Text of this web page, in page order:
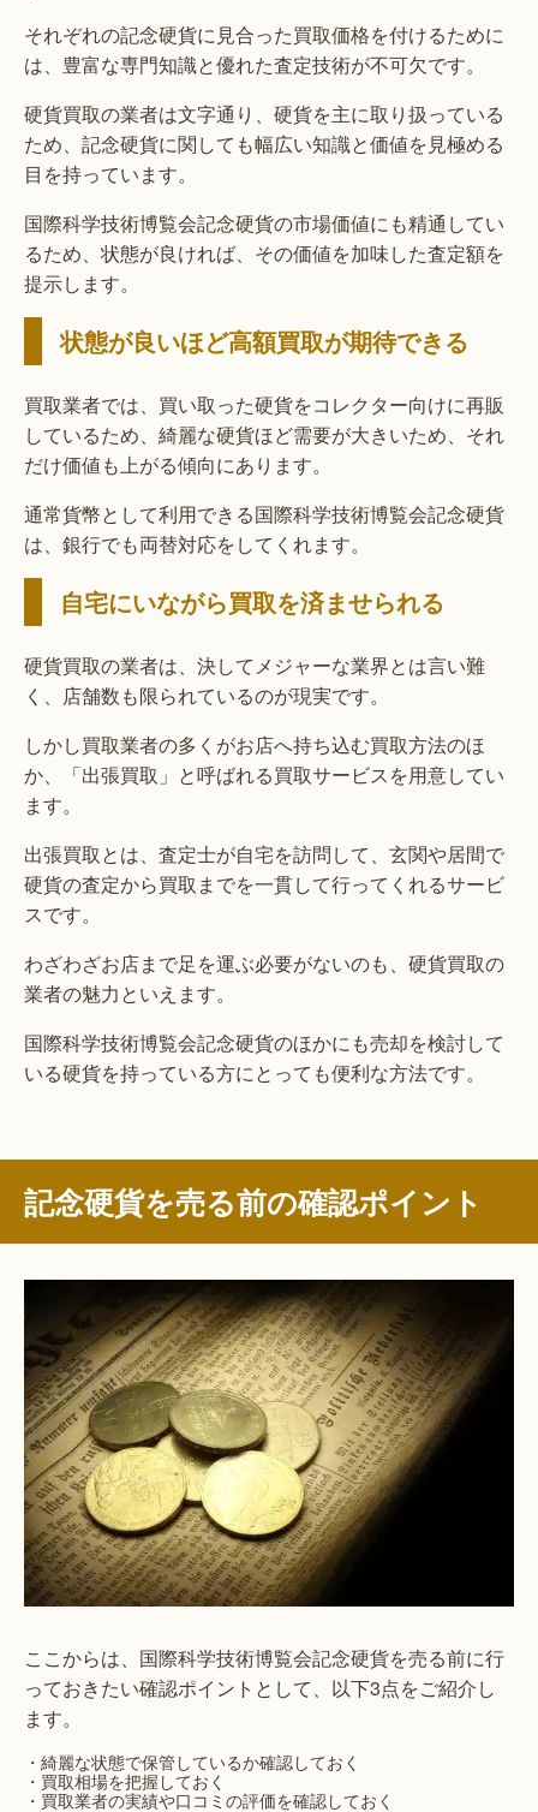
それぞれの記念硬貨に見合った買取価格を付けるために
は、豊富な専門知識と優れた査定技術が不可欠です。
硬貨買取の業者は文字通り、硬貨を主に取り扱っている
ため、記念硬貨に関しても幅広い知識と価値を見極める
目を持っています。
国際科学技術博覧会記念硬貨の市場価値にも精通してい
るため、状態が良ければ、その価値を加味した査定額を
提示します。
状態が良いほど高額買取が期待できる
買取業者では、買い取った硬貨をコレクター向けに再販
しているため、綺麗な硬貨ほど需要が大きいため、それ
だけ価値も上がる傾向にあります。
通常貨幣として利用できる国際科学技術博覧会記念硬貨
は、銀行でも両替対応をしてくれます。
自宅にいながら買取を済ませられる
硬貨買取の業者は、決してメジャーな業界とは言い難
く、店舗数も限られているのが現実です。
しかし買取業者の多くがお店へ持ち込む買取方法のほ
か、「出張買取」と呼ばれる買取サービスを用意してい
ます。
出張買取とは、査定士が自宅を訪問して、玄関や居間で
硬貨の査定から買取までを一貫して行ってくれるサービ
スです。
わざわざお店まで足を運ぶ必要がないのも、硬貨買取の
業者の魅力といえます。
国際科学技術博覧会記念硬貨のほかにも売却を検討して
いる硬貨を持っている方にとっても便利な方法です。
記念硬貨を売る前の確認ポイント
ここからは、国際科学技術博覧会記念硬貨を売る前に行
っておきたい確認ポイントとして、以下3点をご紹介し
ます。
・綺麗な状態で保管しているか確認しておく
・買取相場を把握しておく
・買取業者の実績や口コミの評価を確認しておく